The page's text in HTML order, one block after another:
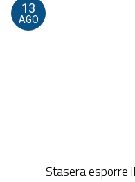
13
AGO
Stasera esporre